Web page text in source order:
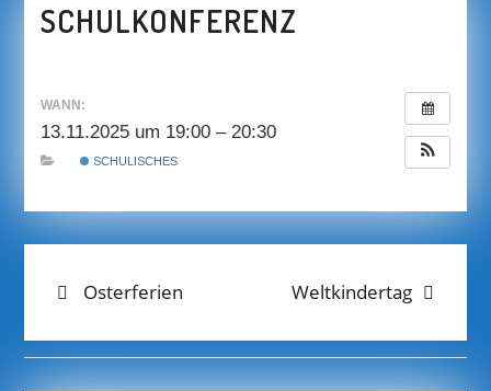
SCHULKONFERENZ
WANN:
13.11.2025 um 19:00 – 20:30
SCHULISCHES
BEITRAGS-
Previous
Osterferien
Next
Weltkindertag